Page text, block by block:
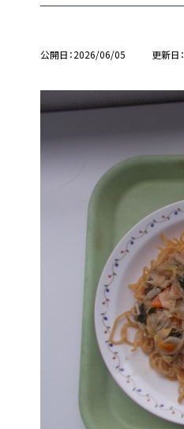
公開日 2026/06/05 更新日